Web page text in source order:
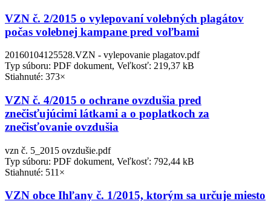
VZN č. 2/2015 o vylepovaní volebných plagátov
počas volebnej kampane pred voľbami
20160104125528.VZN - vylepovanie plagatov.pdf
Typ súboru: PDF dokument, Veľkosť: 219,37 kB
Stiahnuté: 373×
VZN č. 4/2015 o ochrane ovzdušia pred
znečisťujúcimi látkami a o poplatkoch za
znečisťovanie ovzdušia
vzn č. 5_2015 ovzdušie.pdf
Typ súboru: PDF dokument, Veľkosť: 792,44 kB
Stiahnuté: 511×
VZN obce Ihľany č. 1/2015, ktorým sa určuje miesto